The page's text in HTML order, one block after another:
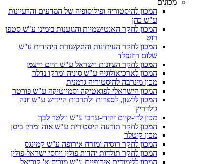
מכונים
המכון להיסטוריה ופילוסופיה של המדעים והרעיונות
ע"ש כהן
המכון לחקר האנטישמיות והגזענות בימינו ע"ש סטפן
רוט
המכון לחקר העיתונות והתקשורת היהודית ע"ש
שלום רוזנפלד
המכון לחקר הציונות וישראל ע"ש חיים וייצמן
המכון לארכיאולוגיה ע"ש סוניה ומרקו נדלר
מכון מינרבה להיסטוריה גרמנית
המכון הישראלי לפואטיקה וסמיוטיקה ע"ש פורטר
המכון ללשון, לספרות ולתרבות היידיש ע"ש יונה
גולדריץ'
מכון לדו-קיום יהודי-ערבי ע"ש וולטר לבך
המכון לחקר תודעה היסטורית ע"ש אוה ומרק ביסן
מכון קוטלר
המכון לחקר רוסיה ומזרח אירופה ע"ש קמינגס
המכון לחקר תולדות יהדות פולין ויחסי ישראל-פולין
המכון ללימודים אירופיים ע"ש מוריס א' קוריאל